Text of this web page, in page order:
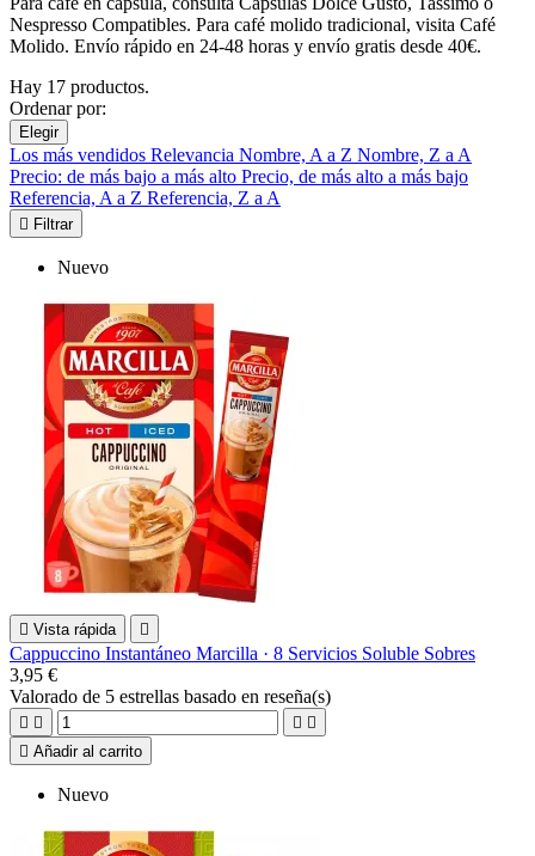
Nespresso Compatibles. Para café molido tradicional, visita Café
Molido. Envío rápido en 24-48 horas y envío gratis desde 40€.
Hay 17 productos.
Ordenar por:
Elegir
Los más vendidos Relevancia Nombre, A a Z Nombre, Z a A
Precio: de más bajo a más alto Precio, de más alto a más bajo
Referencia, A a Z Referencia, Z a A
 Filtrar
Nuevo
 Vista rápida 
Cappuccino Instantáneo Marcilla · 8 Servicios Soluble Sobres
3,95 €
Valorado de 5 estrellas basado en reseña(s)
   
 Añadir al carrito
Nuevo